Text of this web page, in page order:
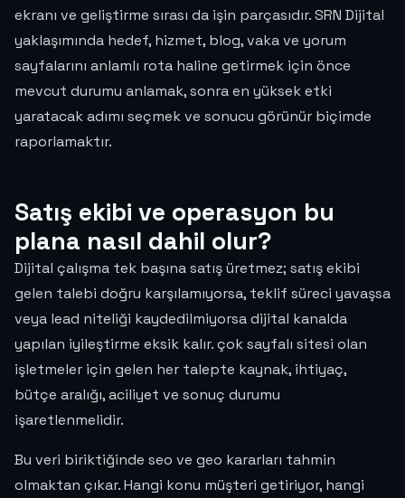
ekranı ve geliştirme sırası da işin parçasıdır. SRN Dijital
yaklaşımında hedef, hizmet, blog, vaka ve yorum
sayfalarını anlamlı rota haline getirmek için önce
mevcut durumu anlamak, sonra en yüksek etki
yaratacak adımı seçmek ve sonucu görünür biçimde
raporlamaktır.
Satış ekibi ve operasyon bu
plana nasıl dahil olur?
Dijital çalışma tek başına satış üretmez; satış ekibi
gelen talebi doğru karşılamıyorsa, teklif süreci yavaşsa
veya lead niteliği kaydedilmiyorsa dijital kanalda
yapılan iyileştirme eksik kalır. çok sayfalı sitesi olan
işletmeler için gelen her talepte kaynak, ihtiyaç,
bütçe aralığı, aciliyet ve sonuç durumu
işaretlenmelidir.
Bu veri biriktiğinde seo ve geo kararları tahmin
olmaktan çıkar. Hangi konu müşteri getiriyor, hangi